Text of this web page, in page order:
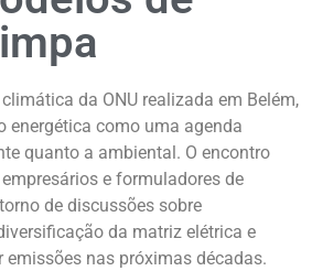
da ONU realizada em Belém,
energética como uma agenda
quanto a ambiental. O encontro
e formuladores de
de discussões sobre
da matriz elétrica e
nas próximas décadas.